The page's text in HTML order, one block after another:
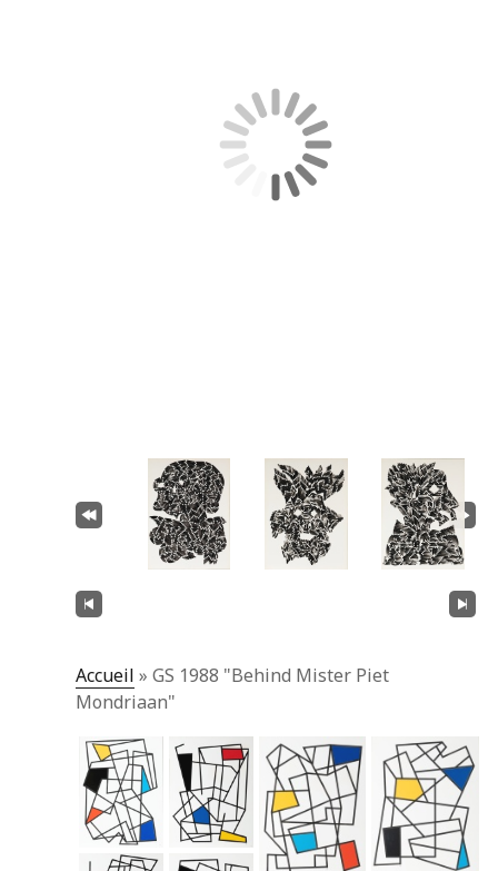
Accueil »GS 1988 "Behind Mister Piet
Mondriaan"